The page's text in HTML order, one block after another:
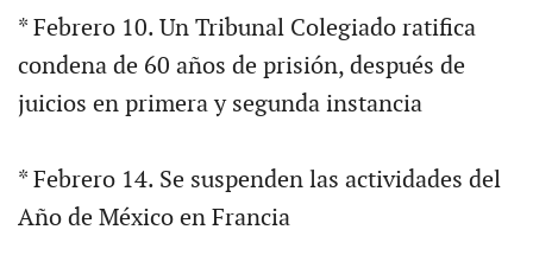
* Febrero 10. Un Tribunal Colegiado ratifica
condena de 60 años de prisión, después de
juicios en primera y segunda instancia
* Febrero 14. Se suspenden las actividades del
Año de México en Francia